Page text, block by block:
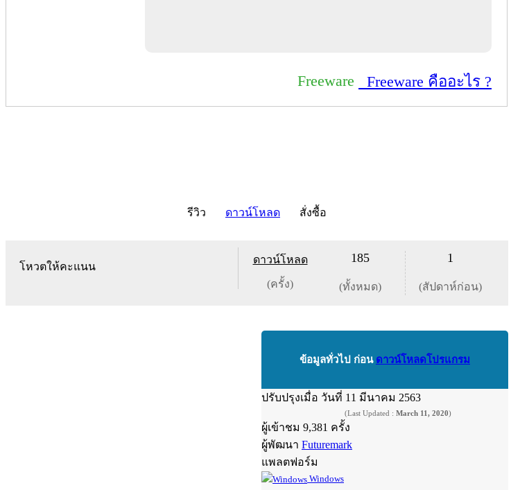
Freeware Freeware คืออะไร ?
รีวิว ดาวน์โหลด สั่งซื้อ
โหวตให้คะแนน
ดาวน์โหลด
(ครั้ง)
185
(ทั้งหมด)
1
(สัปดาห์ก่อน)
ข้อมูลทั่วไป ก่อน ดาวน์โหลดโปรแกรม
ปรับปรุงเมื่อ วันที่ 11 มีนาคม 2563
(Last Updated : March 11, 2020)
ผู้เข้าชม 9,381 ครั้ง
ผู้พัฒนา Futuremark
แพลตฟอร์ม
Windows